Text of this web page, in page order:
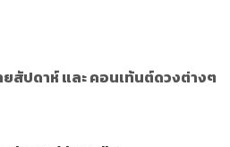
สัปดาห์ และ คอนเท้นต์ดวงต่างๆ